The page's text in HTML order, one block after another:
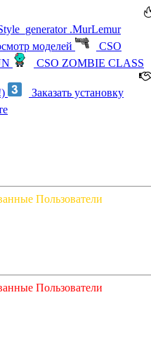
.MurLemur
моделей
CSO
CSO ZOMBIE CLASS
Заказать установку
Пользователи
Пользователи